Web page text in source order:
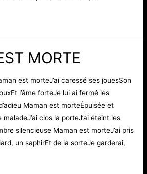
MORTE
est morteJ’ai caressé ses jouesSon
l’âme forteJe lui ai fermé les
Maman est morteÉpuisée et
clos la porteJ’ai éteint les
silencieuse Maman est morteJ’ai pris
un saphirEt de la sorteJe garderai,